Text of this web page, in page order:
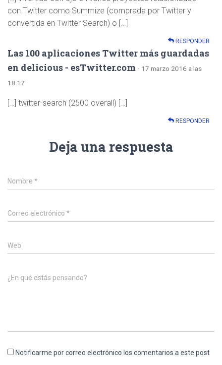
con Twitter como Summize (comprada por Twitter y
convertida en Twitter Search) o […]
RESPONDER
Las 100 aplicaciones Twitter más guardadas
en delicious - esTwitter.com · 17 marzo 2016 a las
18:17
[…] twitter-search (2500 overall) […]
RESPONDER
Deja una respuesta
Nombre *
Correo electrónico *
Web
¿En qué estás pensando?
Notificarme por correo electrónico los comentarios a este post